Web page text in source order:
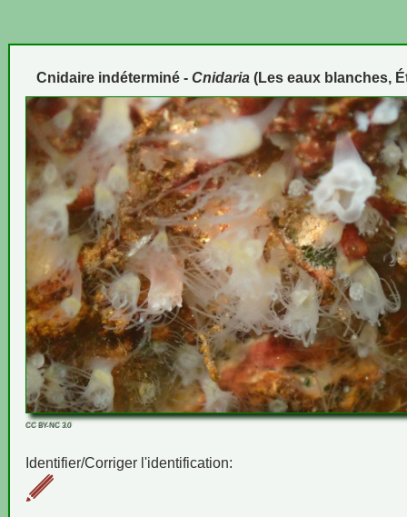
Cnidaire indéterminé -Cnidaria (Les eaux blanches,
CC BY-NC 3.0
Identifier/Corriger l'identification: